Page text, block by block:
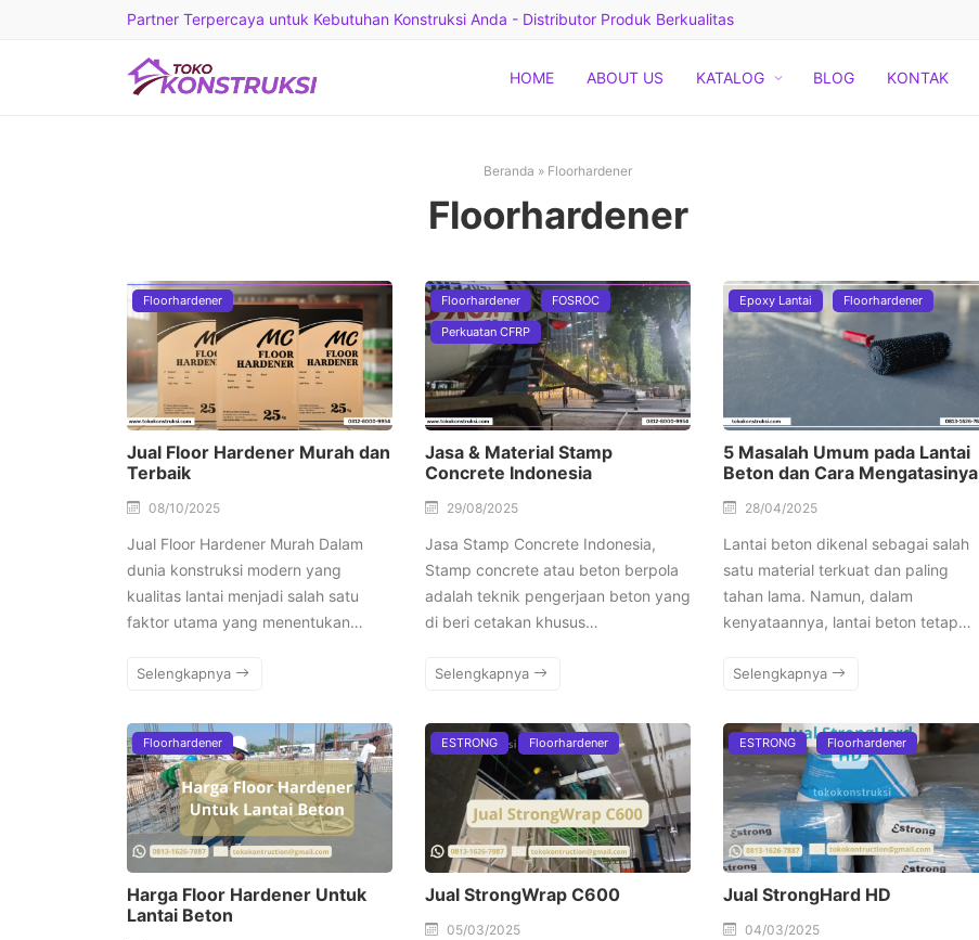
Partner Terpercaya untuk Kebutuhan Konstruksi Anda - Distributor Produk Berkualitas
HOME ABOUT US KATALOG BLOG KONTAK
Beranda » Floorhardener
Floorhardener
Floorhardener
Jual Floor Hardener Murah dan
Terbaik
08/10/2025
Jual Floor Hardener Murah Dalam
dunia konstruksi modern yang
kualitas lantai menjadi salah satu
faktor utama yang menentukan…
Selengkapnya
Floorhardener FOSROC
Perkuatan CFRP
Jasa & Material Stamp
Concrete Indonesia
29/08/2025
Jasa Stamp Concrete Indonesia,
Stamp concrete atau beton berpola
adalah teknik pengerjaan beton yang
di beri cetakan khusus…
Selengkapnya
Epoxy Lantai Floorhardener
5 Masalah Umum pada Lantai
Beton dan Cara Mengatasinya
28/04/2025
Lantai beton dikenal sebagai salah
satu material terkuat dan paling
tahan lama. Namun, dalam
kenyataannya, lantai beton tetap…
Selengkapnya
Floorhardener
Harga Floor Hardener Untuk
Lantai Beton
ESTRONG Floorhardener
Jual StrongWrap C600
05/03/2025
ESTRONG Floorhardener
Jual StrongHard HD
04/03/2025